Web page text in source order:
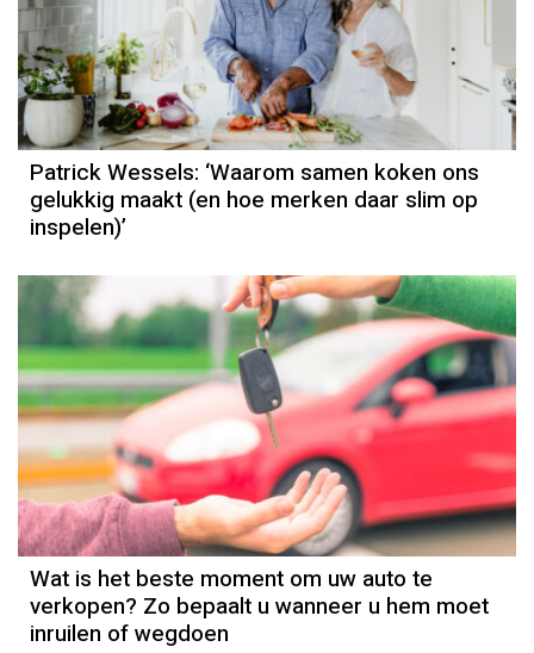
Column
Patrick Wessels
Patrick Wessels: ‘Waarom samen koken ons
gelukkig maakt (en hoe merken daar slim op
inspelen)’
Wat is het beste moment om uw auto te
verkopen? Zo bepaalt u wanneer u hem moet
inruilen of wegdoen